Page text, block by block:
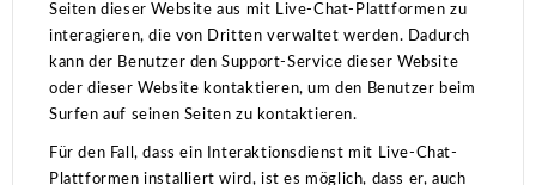
Seiten dieser Website aus mit Live-Chat-Plattformen zu
interagieren, die von Dritten verwaltet werden. Dadurch
kann der Benutzer den Support-Service dieser Website
oder dieser Website kontaktieren, um den Benutzer beim
Surfen auf seinen Seiten zu kontaktieren.
Für den Fall, dass ein Interaktionsdienst mit Live-Chat-
Plattformen installiert wird, ist es möglich, dass er, auch